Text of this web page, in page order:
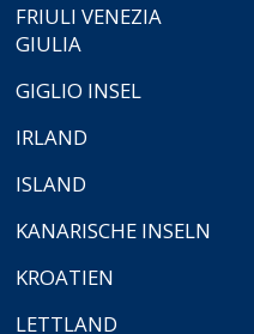
FRIULI VENEZIA
GIULIA
GIGLIO INSEL
IRLAND
ISLAND
KANARISCHE INSELN
KROATIEN
LETTLAND